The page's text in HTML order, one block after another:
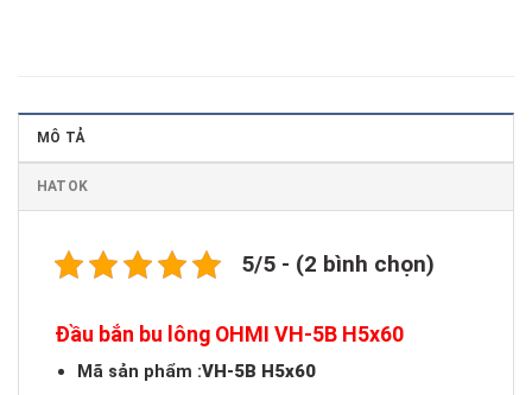
MÔ TẢ
HATOK
5/5 - (2 bình chọn)
Đầu bắn bu lông OHMI VH-5B H5x60
Mã sản phẩm :VH-5B H5x60